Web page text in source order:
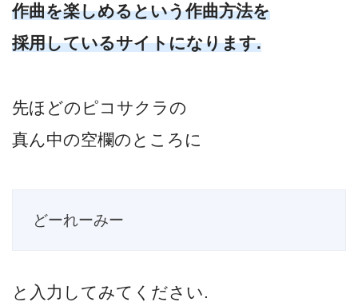
作曲を楽しめるという作曲方法を
採用しているサイトになります.
先ほどのピコサクラの
真ん中の空欄のところに
どーれーみー
と入力してみてください.